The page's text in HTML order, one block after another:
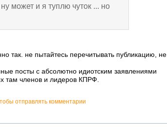
может и я туплю чуток ... но
так. не пытайтесь перечитывать публикацию, не
посты с абсолютно идиотским заявлениями
там членов и лидеров КПРФ.
отправлять комментарии